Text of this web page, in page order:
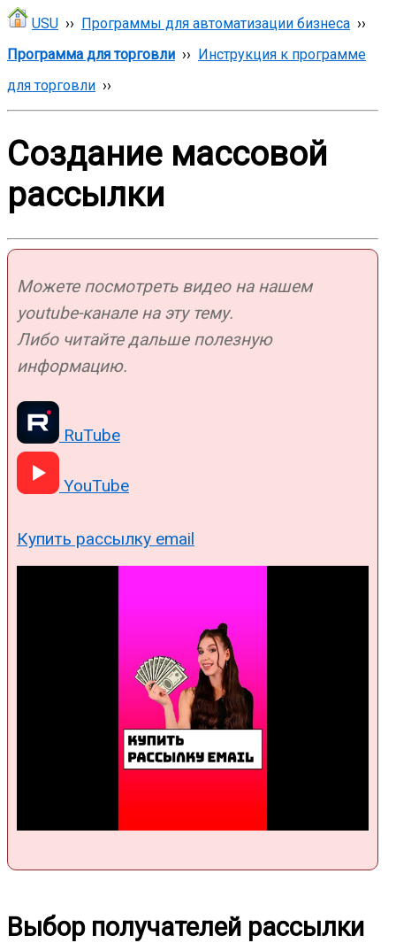
USU ›› Программы для автоматизации бизнеса ››
Программа для торговли ›› Инструкция к программе
для торговли ››
Создание массовой
рассылки
Можете посмотреть видео на нашем
youtube-канале на эту тему.
Либо читайте дальше полезную
информацию.
RuTube
YouTube
Купить рассылку email
Выбор получателей рассылки